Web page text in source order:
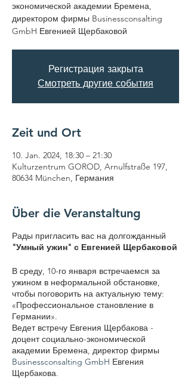
экономической академии Бремена,
директором фирмы Businessconsalting
GmbH Евгенией Щербаковой
Регистрация закрыта
Смотреть другие события
Zeit und Ort
10. Jan. 2024, 18:30 – 21:30
Kulturzentrum GOROD, Arnulfstraße 197,
80634 München, Германия
Über die Veranstaltung
Рады пригласить вас на долгожданный
"Умный ужин" с Евгенией Щербаковой
В среду, 10-го января встречаемся за
ужином в неформальной обстановке,
чтобы поговорить на актуальную тему:
«Профессиональное становление в
Германии».
Ведет встречу Евгения Щербакова -
доцент социально-экономической
академии Бремена, директор фирмы
Businessconsalting GmbH Евгения
Щербакова.